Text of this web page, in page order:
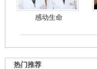
感动生命
热门推荐